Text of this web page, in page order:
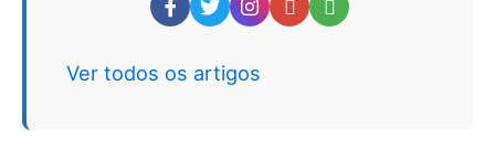
Ver todos os artigos